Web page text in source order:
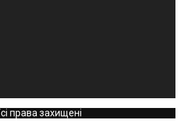
права захищені